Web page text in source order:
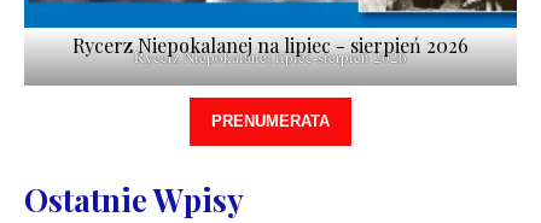
Rycerz Niepokalanej lipiec-sierpień 2026
Rycerz Niepokalanej na lipiec - sierpień 2026
PRENUMERATA
Ostatnie Wpisy